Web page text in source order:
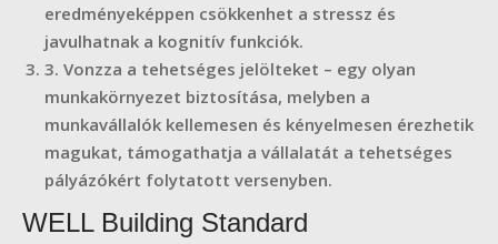
eredményeképpen csökkenhet a stressz és
javulhatnak a kognitív funkciók.
3. Vonzza a tehetséges jelölteket – egy olyan
munkakörnyezet biztosítása, melyben a
munkavállalók kellemesen és kényelmesen érezhetik
magukat, támogathatja a vállalatát a tehetséges
pályázókért folytatott versenyben.
WELL Building Standard